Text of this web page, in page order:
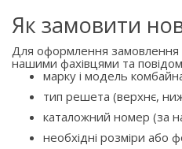
Як замовити
Для оформлення замовлення
нашими фахівцями та
марку і модель
тип решета (верхнє,
каталожний номер (за
необхідні розміри або